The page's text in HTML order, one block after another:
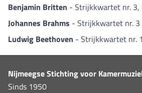
Benjamin Britten - Strijkkwartet nr. 3,
Johannes Brahms - Strijkkwartet nr. 3
Ludwig Beethoven - Strijkkwartet nr.
Nijmeegse Stichting voor
Sinds 1950